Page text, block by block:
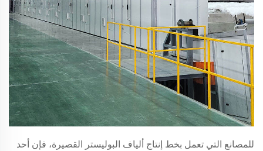
للمصانع التي تعمل بخط إنتاج ألياف البوليستر القصيرة، فإن أحد